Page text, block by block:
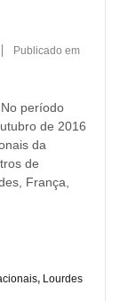
Publicado em
período
de 2016
da
de
França,
, Lourdes